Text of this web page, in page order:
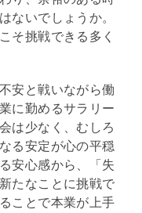
ないでしょうか。
そ挑戦できる多く
安と戦いながら働
に勤めるサラリー
は少なく、むしろ
る安定が心の平穏
安心感から、「失
たなことに挑戦で
ことで本業が上手